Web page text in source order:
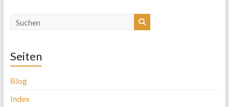
Seiten
Blog
Index